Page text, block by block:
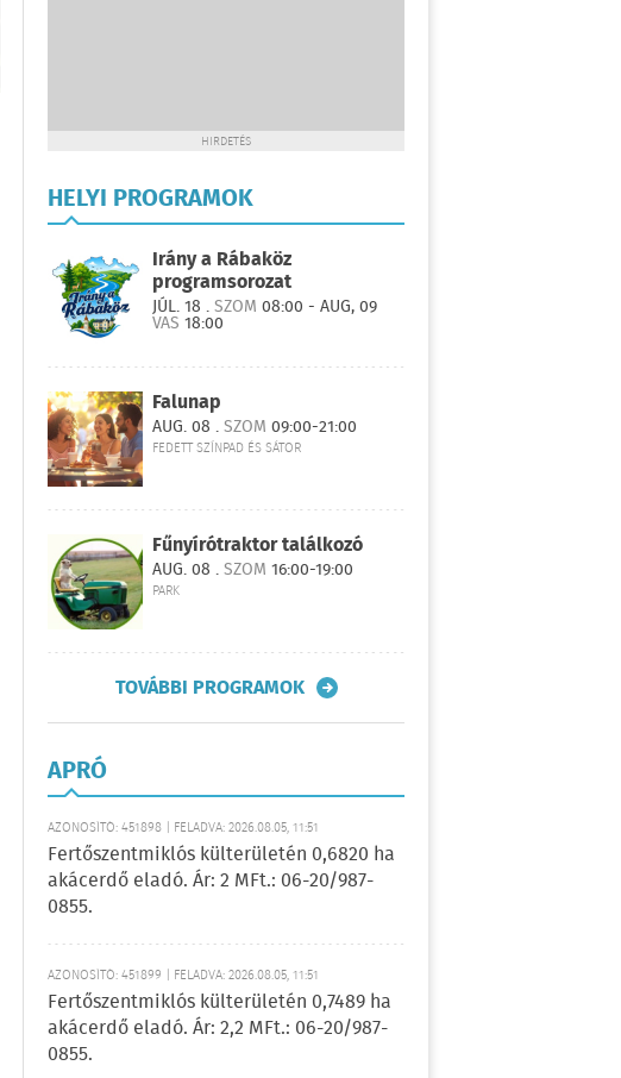
HIRDETÉS
HELYI PROGRAMOK
Irány a Rábaköz
programsorozat
JÚL. 18 .SZOM 08:00 - AUG, 09
VAS 18:00
Falunap
AUG. 08 .SZOM 09:00-21:00
FEDETT SZÍNPAD ÉS SÁTOR
Fűnyírótraktor találkozó
AUG. 08 .SZOM 16:00-19:00
PARK
TOVÁBBI PROGRAMOK
APRÓ
AZONOSÍTÓ: 451898 | FELADVA: 2026.08.05, 11:51
Fertőszentmiklós külterületén 0,6820 ha
akácerdő eladó. Ár: 2 MFt.: 06-20/987-
0855.
AZONOSÍTÓ: 451899 | FELADVA: 2026.08.05, 11:51
Fertőszentmiklós külterületén 0,7489 ha
akácerdő eladó. Ár: 2,2 MFt.: 06-20/987-
0855.